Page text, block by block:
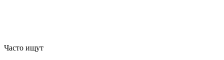
Часто ищут